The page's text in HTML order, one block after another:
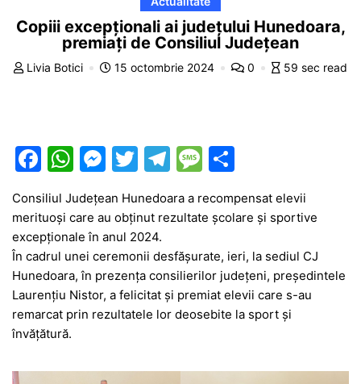
Copiii excepționali ai județului Hunedoara,
premiați de Consiliul Județean
Livia Botici 15 octombrie 2024 0 59 sec read
F
a
c
e
b
o
o
k
W
at
s
A
p
p
M
s
s
e
n
g
T
itt
er
T
e
a
m
M
s
s
a
g
e
ta
a
z
ă
Consiliul Județean Hunedoara a recompensat elevii
merituoși care au obținut rezultate școlare și sportive
excepționale în anul 2024.
În cadrul unei ceremonii desfășurate, ieri, la sediul CJ
Hunedoara, în prezența consilierilor județeni, președintele
Laurențiu Nistor, a felicitat și premiat elevii care s-au
remarcat prin rezultatele lor deosebite la sport și
învățătură.